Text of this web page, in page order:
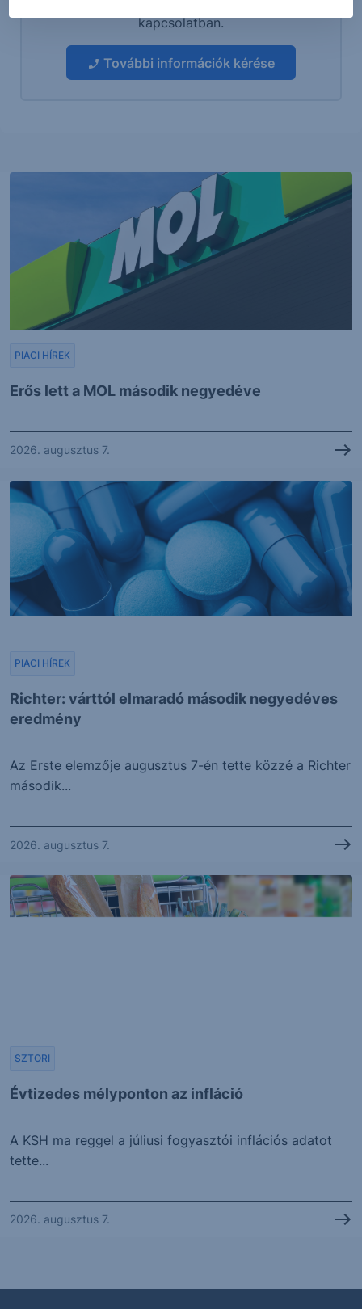
kapcsolatban.
További információk kérése
Erős lett a MOL második negyedéve
PIACI HÍREK
2026. augusztus 7.
Richter: várttól elmaradó második negyedéves
eredmény
PIACI HÍREK
Az Erste elemzője augusztus 7-én tette közzé a Richter
második...
2026. augusztus 7.
Évtizedes mélyponton az infláció
SZTORI
A KSH ma reggel a júliusi fogyasztói inflációs adatot
tette...
2026. augusztus 7.